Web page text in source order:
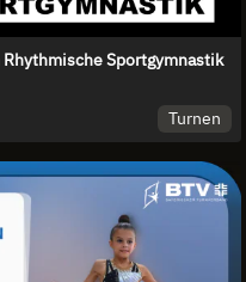
Sportgymnastik
Turnen